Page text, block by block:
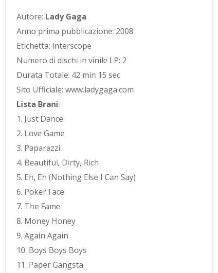
Autore: Lady Gaga
Anno prima pubblicazione: 2008
Etichetta: Interscope
Numero di dischi in vinile LP: 2
Durata Totale: 42 min 15 sec
Sito Ufficiale: www.ladygaga.com
Lista Brani:
1. Just Dance
2. Love Game
3. Paparazzi
4. Beautiful, Dirty, Rich
5. Eh, Eh (Nothing Else I Can Say)
6. Poker Face
7. The Fame
8. Money Honey
9. Again Again
10. Boys Boys Boys
11. Paper Gangsta